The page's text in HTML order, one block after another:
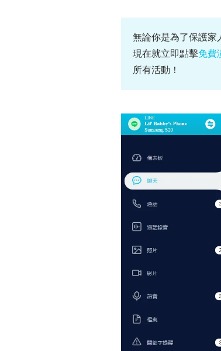
無論你是為了保護家
現在就立即點擊免費
所有活動！